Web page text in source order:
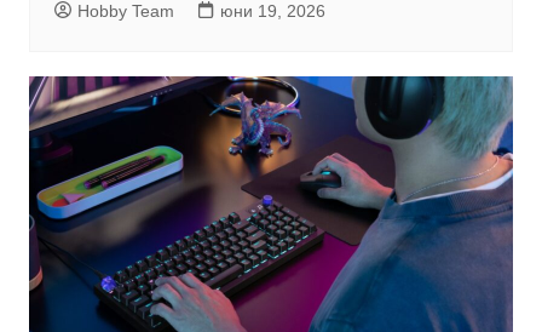
Hobby Team юни 19, 2026